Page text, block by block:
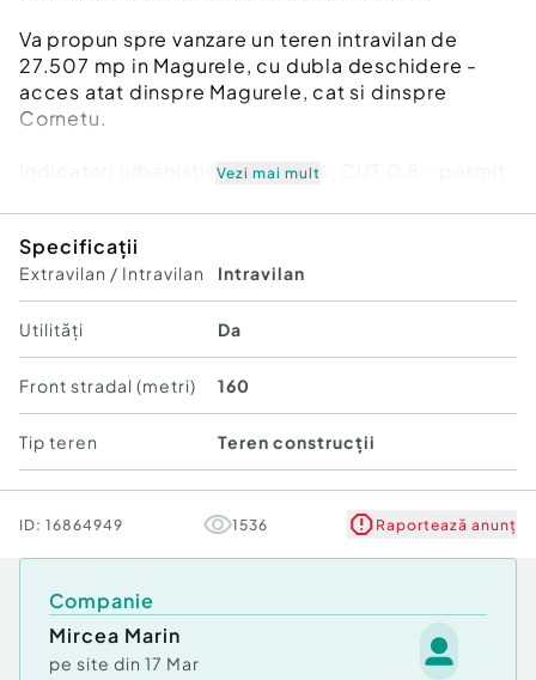
Va propun spre vanzare un teren intravilan de
27.507 mp in Magurele, cu dubla deschidere -
acces atat dinspre Magurele, cat si dinspre
Cornetu.
Indicatori urbanistici: POT 30%, CUT 0,8 - permit
desfasurati, pentru dezvoltari rezidentiale,
comerciale sau industriale. Valorile finale se
confirma prin certificatul de urbanism.
Cel mai mare dintre loturile disponibile in zona -
potrivit pentru un dezvoltator care cauta scara si
eficienta, la cateva minute de autostrada A0.
Pentru planuri de situatie, extras CF si vizionari
contactati reprezentantul de vanzari. ...
Comision cumpărător:
Vezi mai mult
Specificații
Extravilan / Intravilan Intravilan
Utilități Da
Front stradal (metri) 160
Tip teren Teren construcții
ID: 16864949 1536 Raportează anunț
Companie
Mircea Marin
pe site din 17 Mar